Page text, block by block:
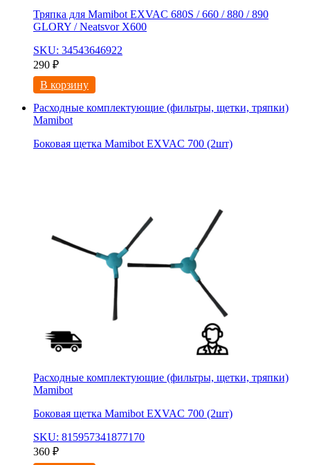
Тряпка для Mamibot EXVAC 680S / 660 / 880 / 890
GLORY / Neatsvor X600
SKU: 34543646922
290 ₽
В корзину
Расходные комплектующие (фильтры, щетки, тряпки)
Mamibot
Боковая щетка Mamibot EXVAC 700 (2шт)
Расходные комплектующие (фильтры, щетки, тряпки)
Mamibot
Боковая щетка Mamibot EXVAC 700 (2шт)
SKU: 815957341877170
360 ₽